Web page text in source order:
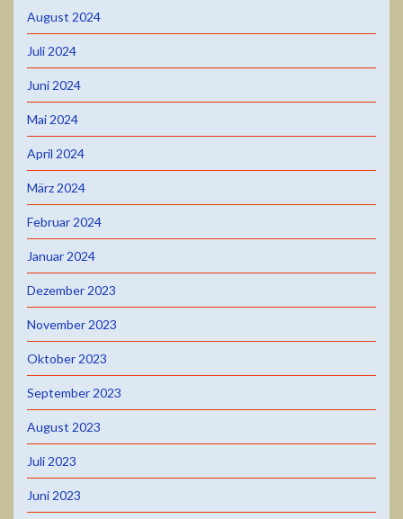
August 2024
Juli 2024
Juni 2024
Mai 2024
April 2024
März 2024
Februar 2024
Januar 2024
Dezember 2023
November 2023
Oktober 2023
September 2023
August 2023
Juli 2023
Juni 2023